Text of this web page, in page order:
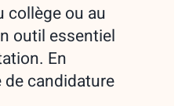
collège ou au
outil essentiel
En
de candidature